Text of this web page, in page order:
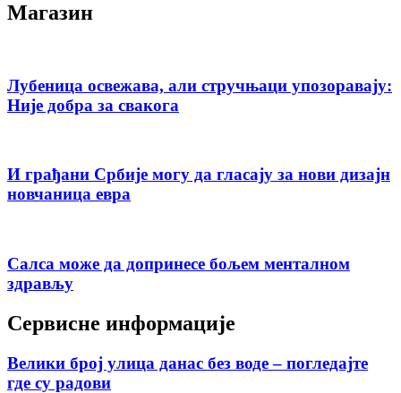
Магазин
Лубеница освежава, али стручњаци упозоравају:
Није добра за свакога
И грађани Србије могу да гласају за нови дизајн
новчаница евра
Салса може да допринесе бољем менталном
здрављу
Сервисне информације
Велики број улица данас без воде – погледајте
где су радови